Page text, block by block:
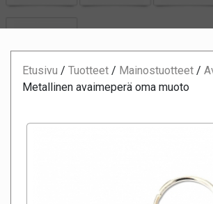
Etusivu / Tuotteet / Mainostuotteet /
Metallinen avaimeperä oma muoto